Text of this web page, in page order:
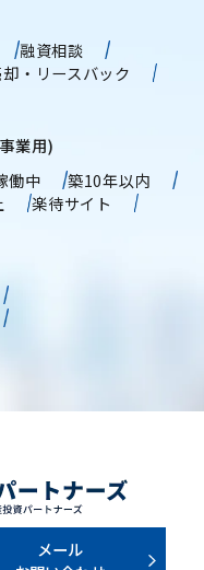
融資相談
・リースバック
業用)
働中
築10年以内
楽待サイト
メール